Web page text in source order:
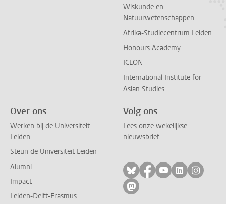
Wiskunde en
Natuurwetenschappen
Afrika-Studiecentrum Leiden
Honours Academy
ICLON
International Institute for
Asian Studies
Over ons
Werken bij de Universiteit
Leiden
Steun de Universiteit Leiden
Alumni
Impact
Leiden-Delft-Erasmus
Volg ons
Lees onze wekelijkse
nieuwsbrief
Volg ons op bluesky
Volg ons op
Volg ons op
Volg ons
Volg
Volg ons op mastodon